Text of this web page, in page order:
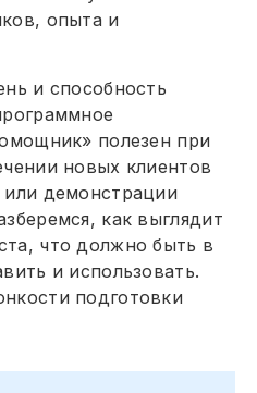
опыта и
и способность
полезен при
новых клиентов
демонстрации
как выглядит
что должно быть в
и использовать.
подготовки